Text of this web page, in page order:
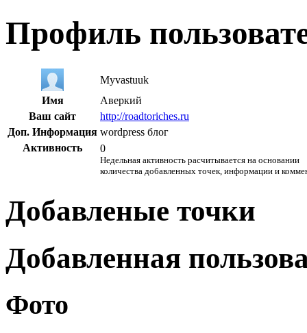
Профиль
Myvastuuk
Имя
Аверкий
Ваш сайт
http://roadtoriches.ru
Доп. Информация wordpress блог
Активность
0
Недельная активность расчитывается на основании
количества добавленных точек, информации и
Добавленые точки
Добавленная
Фото